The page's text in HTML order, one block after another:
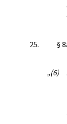
25. §
„(6)